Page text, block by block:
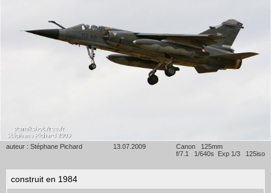
auteur : Stéphane Pichard 13.07.2009
Canon 125mm
f/7.1 1/640s Exp 1/3 125iso
construit en 1984